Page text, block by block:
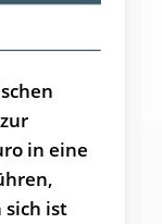
in eine
sich ist